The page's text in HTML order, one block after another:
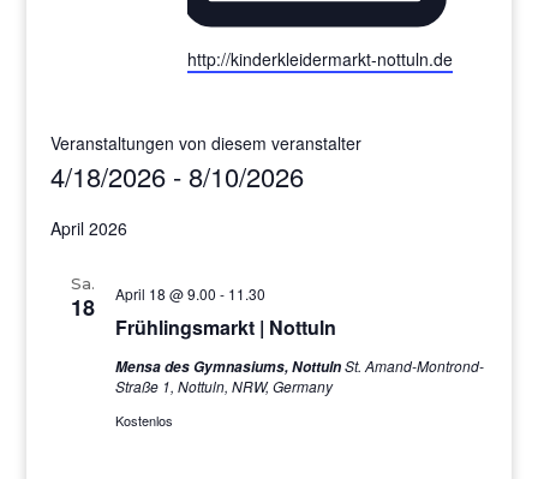
Webseite
http://kinderkleidermarkt-nottuln.de
Veranstaltungen von diesem veranstalter
4/18/2026 - 8/10/2026
wählen.
April 2026
Sa.
18
Frühlingsmarkt | Nottuln
April 18 @ 9.00 - 11.30
Mensa des Gymnasiums, NottulnSt. Amand-Montrond-
Straße 1, Nottuln, NRW, Germany
Kostenlos